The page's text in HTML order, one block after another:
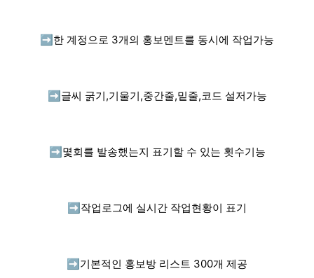
➡️ 한 계정으로 3개의 홍보멘트를 동시에 작업가능
➡️ 글씨 굵기,기울기,중간줄,밑줄,코드 설저가능
➡️ 몇회를 발송했는지 표기할 수 있는 횟수기능
➡️ 작업로그에 실시간 작업현황이 표기
➡️ 기본적인 홍보방 리스트 300개 제공